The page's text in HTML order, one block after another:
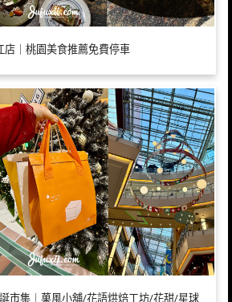
店｜桃園美食推薦免費停車
市集｜菓風小舖/花語烘焙工坊/花甜/星球